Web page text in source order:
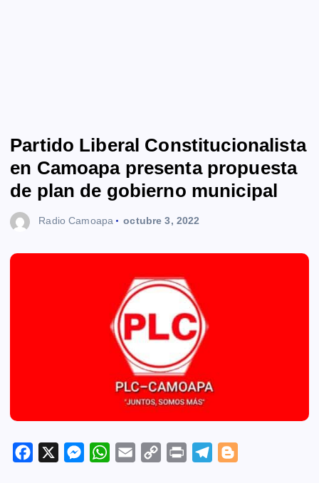
Partido Liberal Constitucionalista
en Camoapa presenta propuesta
de plan de gobierno municipal
Radio Camoapa octubre 3, 2022
M
W
C